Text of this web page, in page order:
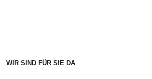
WIR SIND FÜR SIE DA